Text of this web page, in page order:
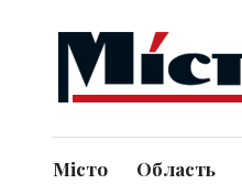
Місто Область